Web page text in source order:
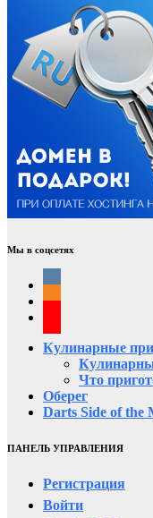
Мы в соцсетях
Кулинарные
Что
Оберег
Darts Side of the
ПАНЕЛЬ УПРАВЛЕНИЯ
Регистрация
Войти